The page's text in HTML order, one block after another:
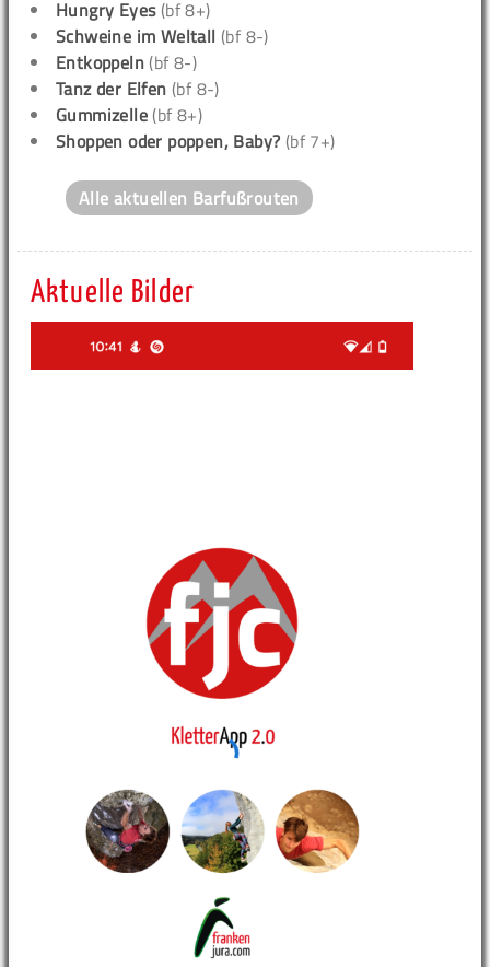
Hungry Eyes(bf 8+)
Schweine im Weltall (bf 8-)
Entkoppeln (bf 8-)
Tanz der Elfen (bf 8-)
Gummizelle (bf 8+)
Shoppen oder poppen, Baby? (bf 7+)
Alle aktuellen Barfußrouten
Aktuelle Bilder